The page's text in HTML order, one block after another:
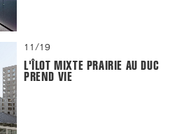
11/19
L'ÎLOT MIXTE PRAIRIE AU DUC
PREND VIE